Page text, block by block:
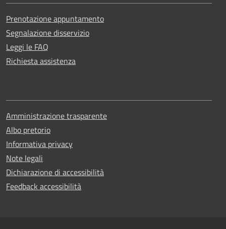
Prenotazione appuntamento
Segnalazione disservizio
Leggi le FAQ
Richiesta assistenza
Amministrazione trasparente
Albo pretorio
Informativa privacy
Note legali
Dichiarazione di accessibilità
Feedback accessibilità